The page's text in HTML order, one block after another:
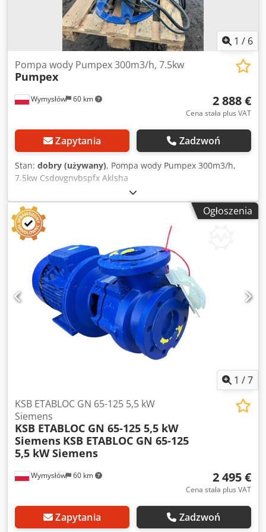
1 / 6
Wymysłów 60 km
Pompa wody Pumpex 300m3/h, 7.5kw
Pumpex
2 888 €
Cena stała plus VAT
Zapytania Zadzwoń
Stan: dobry (używany), Pompa wody Pumpex 300m3/h,
7.5kw Csdovgnvbspfx Aklsha
Ogłoszenia
1 /7
Wymysłów 60 km
KSB ETABLOC GN 65-125 5,5 kW
Siemens
KSB ETABLOC GN 65-125 5,5 kW
Siemens KSB ETABLOC GN 65-125
5,5 kW Siemens
2 495 €
Cena stała plus VAT
Zapytania Zadzwoń